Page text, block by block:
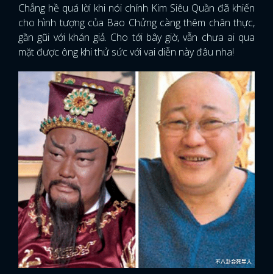
Chẳng hề quá lời khi nói chính Kim Siêu Quần đã khiến
cho hình tượng của Bao Chửng càng thêm chân thực,
gần gũi với khán giả. Cho tới bây giờ, vẫn chưa ai qua
mặt được ông khi thử sức với vai diễn này đâu nha!